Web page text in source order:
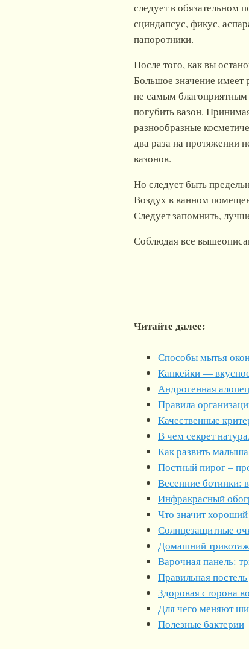
следует в обязательном
сциндапсус, фикус,
папоротники.
После того, как вы
Большое значение имеет
не самым благоприятным
погубить вазон.
разнообразные
два раза на протяжении
вазонов.
Но следует быть
Воздух в ванном
Следует запомнить,
Соблюдая все
Читайте далее:
Способы мытья
Капкейки —
Андрогенная
Правила
Качественные
В чем секрет
Как развить
Постный пирог –
Весенние ботинки:
Инфракрасный
Что значит
Солнцезащитные
Домашний трикотаж
Варочная панель:
Правильная
Здоровая сторона
Для чего меняют
Полезные бактерии